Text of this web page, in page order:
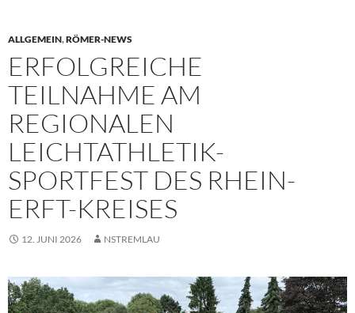
ALLGEMEIN,RÖMER-NEWS
ERFOLGREICHE
TEILNAHME AM
REGIONALEN
LEICHTATHLETIK-
SPORTFEST DES RHEIN-
ERFT-KREISES
12. JUNI 2026 NSTREMLAU